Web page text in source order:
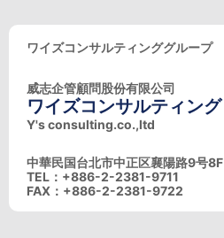
ワイズコンサルティンググループ
威志企管顧問股份有限公司
ワイズコンサルティング
Y's consulting.co.,ltd
中華民国台北市中正区襄陽路9号8F
TEL：+886-2-2381-9711
FAX：+886-2-2381-9722